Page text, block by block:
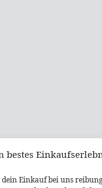
bestes
Einkauf bei uns
NINTENDO